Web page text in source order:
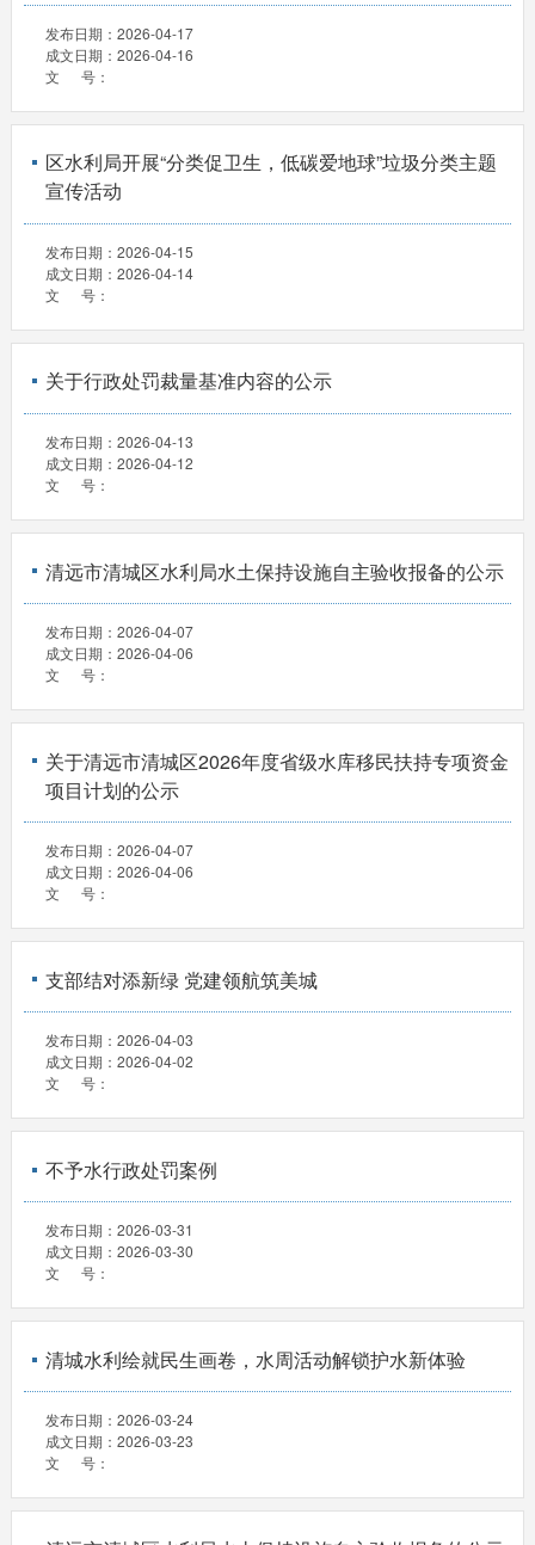
发布日期： 2026-04-17
成文日期： 2026-04-16
文 号：
区水利局开展“分类促卫生，低碳爱地球”垃圾分类主题
宣传活动
发布日期： 2026-04-15
成文日期： 2026-04-14
文 号：
关于行政处罚裁量基准内容的公示
发布日期： 2026-04-13
成文日期： 2026-04-12
文 号：
清远市清城区水利局水土保持设施自主验收报备的公示
发布日期： 2026-04-07
成文日期： 2026-04-06
文 号：
关于清远市清城区2026年度省级水库移民扶持专项资金
项目计划的公示
发布日期： 2026-04-07
成文日期： 2026-04-06
文 号：
支部结对添新绿 党建领航筑美城
发布日期： 2026-04-03
成文日期： 2026-04-02
文 号：
不予水行政处罚案例
发布日期： 2026-03-31
成文日期： 2026-03-30
文 号：
清城水利绘就民生画卷，水周活动解锁护水新体验
发布日期： 2026-03-24
成文日期： 2026-03-23
文 号：